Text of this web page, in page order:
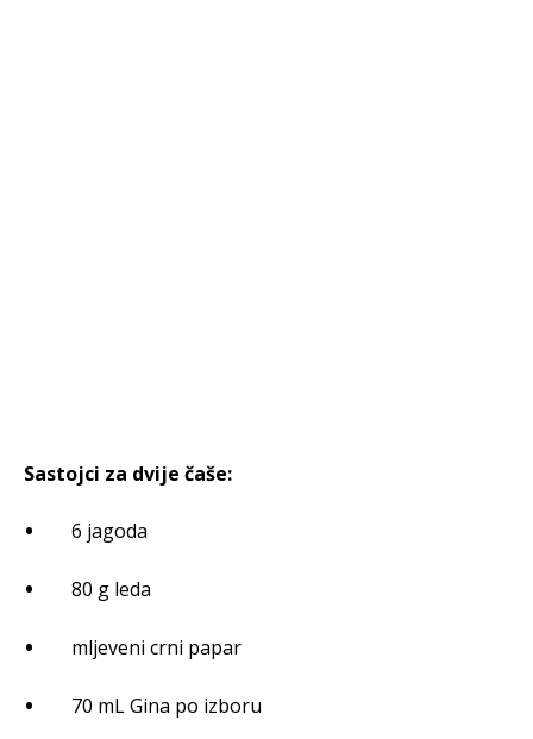
Sastojci za dvije čaše:
6 jagoda
80 g leda
mljeveni crni papar
70 mL Gina po izboru